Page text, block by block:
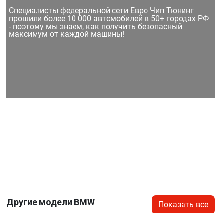
Специалисты федеральной сети Евро Чип Тюнинг
прошили более 10 000 автомобилей в 50+ городах РФ
- поэтому мы знаем, как получить безопасный
максимум от каждой машины!
Другие модели BMW Показать все